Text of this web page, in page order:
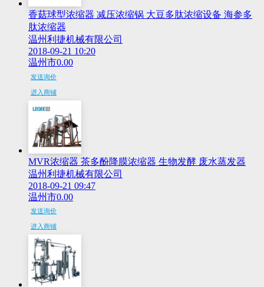
香菇球型浓缩器 减压浓缩锅 大豆多肽浓缩设备 海参多
肽浓缩器
温州利捷机械有限公司
2018-09-21 10:20
温州市0.00
发送询价
进入商铺
MVR浓缩器 茶多酚降膜浓缩器 生物发酵 废水蒸发器
温州利捷机械有限公司
2018-09-21 09:47
温州市0.00
发送询价
进入商铺